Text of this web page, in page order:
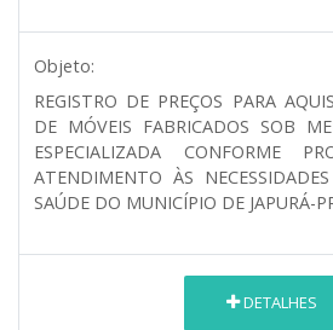
Objeto:
REGISTRO DE PREÇOS PARA
DE MÓVEIS FABRICADOS SOB
ESPECIALIZADA CONFORME
ATENDIMENTO ÀS
SAÚDE DO MUNICÍPIO DE JAPURÁ-
DETALHES